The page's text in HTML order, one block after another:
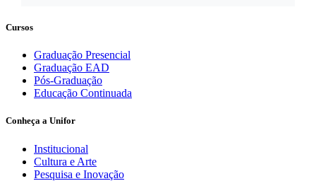
Cursos
Graduação Presencial
Graduação EAD
Pós-Graduação
Educação Continuada
Conheça a Unifor
Institucional
Cultura e Arte
Pesquisa e Inovação